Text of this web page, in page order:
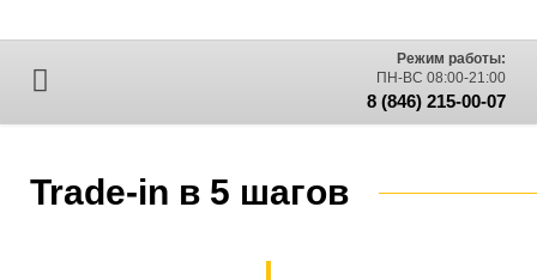
Режим работы:
ПН-ВС 08:00-21:00
8 (846) 215-00-07
Trade-in в 5 шагов